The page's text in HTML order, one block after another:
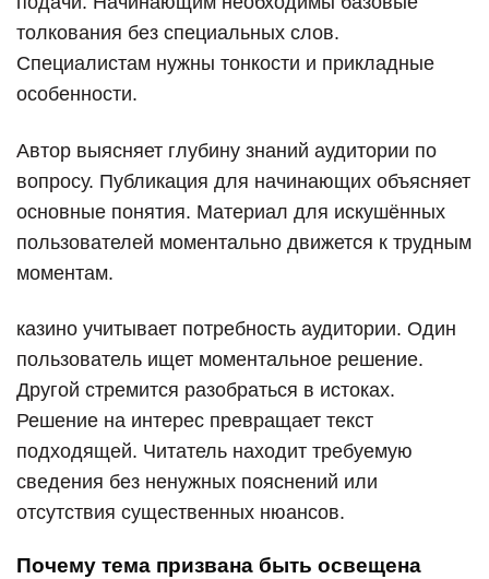
толкования без специальных слов.
Специалистам нужны тонкости и прикладные
особенности.
Автор выясняет глубину знаний аудитории по
вопросу. Публикация для начинающих объясняет
основные понятия. Материал для искушённых
пользователей моментально движется к трудным
моментам.
казино учитывает потребность аудитории. Один
пользователь ищет моментальное решение.
Другой стремится разобраться в истоках.
Решение на интерес превращает текст
подходящей. Читатель находит требуемую
сведения без ненужных пояснений или
отсутствия существенных нюансов.
Почему тема призвана быть освещена